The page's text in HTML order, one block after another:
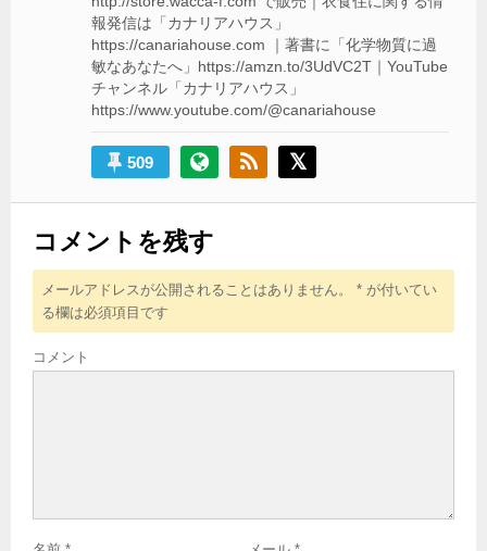
報発信は「カナリアハウス」
https://canariahouse.com ｜著書に「化学物質に過
敏なあなたへ」https://amzn.to/3UdVC2T｜YouTube
チャンネル「カナリアハウス」
https://www.youtube.com/@canariahouse
509
コメントを残す
メールアドレスが公開されることはありません。 * が付いてい
る欄は必須項目です
コメント